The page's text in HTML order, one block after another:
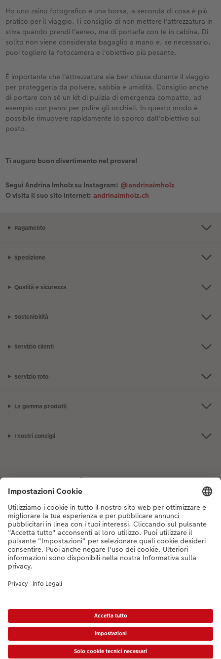
Ho uno zaino fotografico e una borsa, a seconda di cosa è più
pratico per il viaggio. Ti consiglio di non mettere l'attrezzatura in
stiva quando prendi l'aereo, ma di portarla con te in cabina. Di
solito non viene considerata bagaglio a mano e, se necessario,
puoi togliere la fotocamera e l'obiettivo più pesante.
È importante che l'attrezzatura sia ben chiusa durante il viaggio
per proteggerla da polvere, sabbia e umidità. Consiglio anche
di portare con sé un kit di pulizia di emergenza compatto, ad
esempio con panni per pulire gli occhiali. In questo modo è
possibile rimuovere rapidamente lo sporco dall'obiettivo sul
posto.
Ti auguro buon divertimento nel provare!
Segui Andrina Imholz su Instagram: @andrinaimholz
O visita il suo sito internet: andrinaimholz.ch
Pagamento
Spedizione
Qualità e sicurezza
Sostenibilità
Servizio clienti
Servizio foto
La gamma prodotti
I nostri consigli
Se hai domande sui prodotti o sull'ordine, non esitare a contattarci dal
lunedì alla domenica dalle 9:00 alle 20:00 (esclusi i giorni festivi) al
numero di telefono044 499 10 35 dal lunedì alla domenica, dalle 9:00 alle
20:00 (festività escluse)
DE|FR|IT
dalistino prezzi.Il prodotto mostrato potrebbe avere un prezzo più alto.